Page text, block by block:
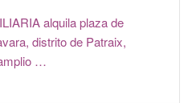
alquila plaza de
distrito de Patraix,
…